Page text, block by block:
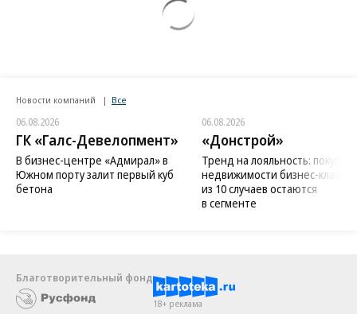
Новости компаний Все
06.08.2026
ГК «Галс-Девелопмент»
В бизнес-центре «Адмирал» в
Южном порту залит первый куб
бетона
06.08.2026
«Донстрой»
Тренд на лояльность:
недвижимости бизнес-класса
из 10 случаев остаются
в сегменте
Благотворительный фонд
18+ реклама